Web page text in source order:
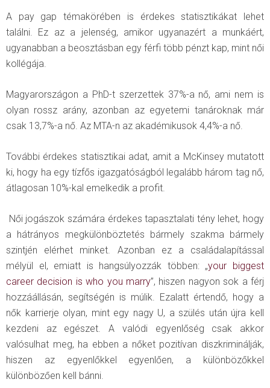
A pay gap témakörében is érdekes statisztikákat lehet
találni. Ez az a jelenség, amikor ugyanazért a munkáért,
ugyanabban a beosztásban egy férfi több pénzt kap, mint női
kollégája.
Magyarországon a PhD-t szerzettek 37%-a nő, ami nem is
olyan rossz arány, azonban az egyetemi tanároknak már
csak 13,7%-a nő. Az MTA-n az akadémikusok 4,4%-a nő.
További érdekes statisztikai adat, amit a McKinsey mutatott
ki, hogy ha egy tízfős igazgatóságból legalább három tag nő,
átlagosan 10%-kal emelkedik a profit.
Női jogászok számára érdekes tapasztalati tény lehet, hogy
a hátrányos megkülönböztetés bármely szakma bármely
szintjén elérhet minket. Azonban ez a családalapítással
mélyül el, emiatt is hangsúlyozzák többen: „your biggest
career decision is who you marry”, hiszen nagyon sok a férj
hozzáállásán, segítségén is múlik. Ezalatt értendő, hogy a
nők karrierje olyan, mint egy nagy U, a szülés után újra kell
kezdeni az egészet. A valódi egyenlőség csak akkor
valósulhat meg, ha ebben a nőket pozitívan diszkriminálják,
hiszen az egyenlőkkel egyenlően, a különbözőkkel
különbözően kell bánni.